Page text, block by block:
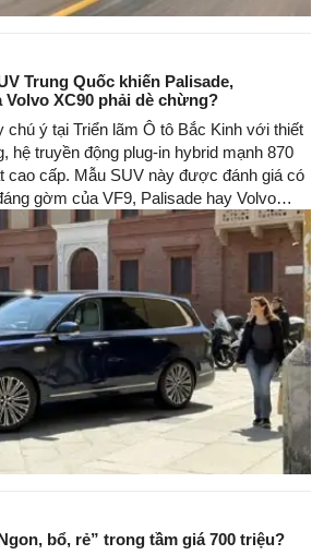
Trung Quốc khiến Palisade,
Volvo XC90 phải dè chừng?
chú ý tại Triển lãm Ô tô Bắc Kinh với thiết
hệ truyền động plug-in hybrid mạnh 870
cao cấp. Mẫu SUV này được đánh giá có
gờm của VF9, Palisade hay Volvo
bổ, rẻ” trong tầm giá 700 triệu?